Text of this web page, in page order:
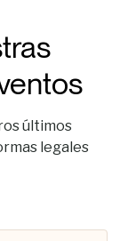
últimos
legales